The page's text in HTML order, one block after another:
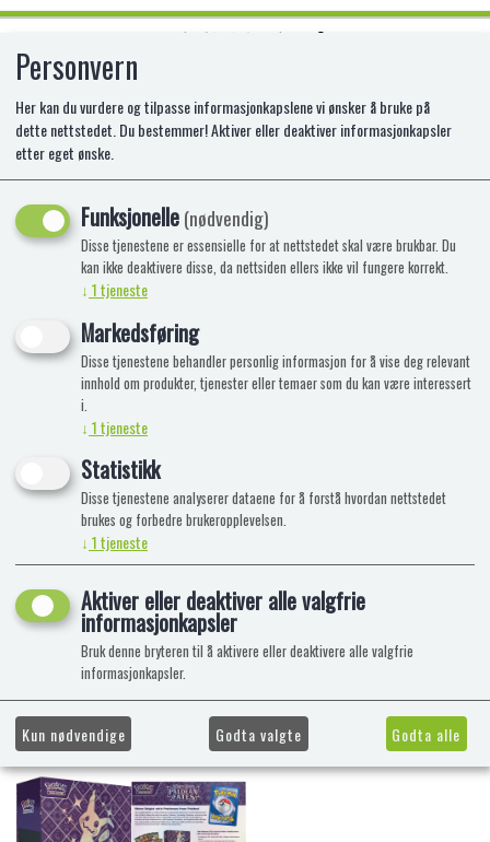
POKEMON ELITE TRAINER BOX
SV4.5 PALDEAN
AS-POK85618
Personvern
Her kan du vurdere og tilpasse informasjonkapslene vi ønsker å bruke på
dette nettstedet. Du bestemmer! Aktiver eller deaktiver informasjonkapsler
etter eget ønske.
Funksjonelle(nødvendig)
Disse tjenestene er essensielle for at nettstedet skal være brukbar. Du
kan ikke deaktivere disse, da nettsiden ellers ikke vil fungere korrekt.
↓ 1tjeneste
Markedsføring
Disse tjenestene behandler personlig informasjon for å vise deg relevant
innhold om produkter, tjenester eller temaer som du kan være interessert
i.
↓ 1tjeneste
Statistikk
Disse tjenestene analyserer dataene for å forstå hvordan nettstedet
brukes og forbedre brukeropplevelsen.
↓ 1tjeneste
Aktiver eller deaktiver alle valgfrie
informasjonkapsler
Bruk denne bryteren til å aktivere eller deaktivere alle valgfrie
informasjonkapsler.
Kun nødvendige Godta valgte Godta alle